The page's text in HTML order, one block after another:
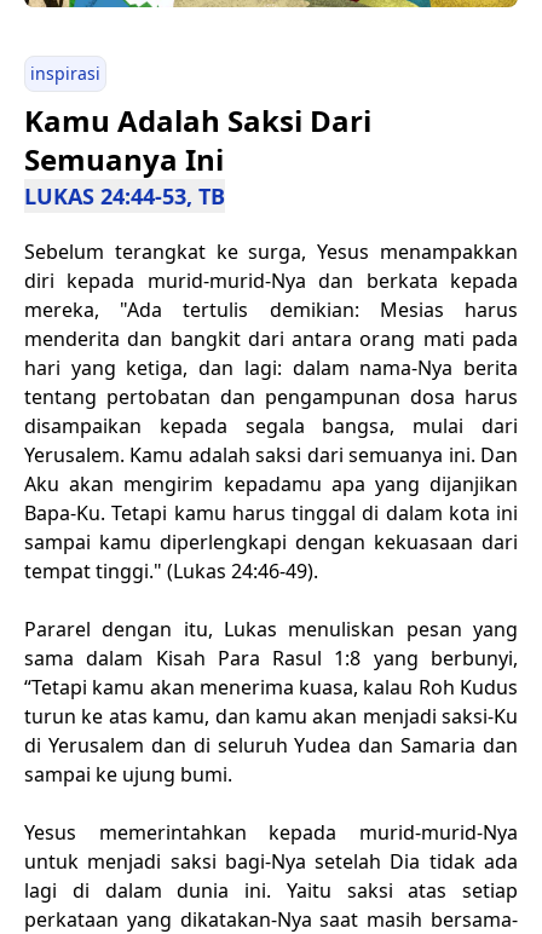
inspirasi
Kamu Adalah Saksi Dari
Semuanya Ini
LUKAS 24:44-53, TB
Sebelum terangkat ke surga, Yesus menampakkan
diri kepada murid-murid-Nya dan berkata kepada
mereka, "Ada tertulis demikian: Mesias harus
menderita dan bangkit dari antara orang mati pada
hari yang ketiga, dan lagi: dalam nama-Nya berita
tentang pertobatan dan pengampunan dosa harus
disampaikan kepada segala bangsa, mulai dari
Yerusalem. Kamu adalah saksi dari semuanya ini. Dan
Aku akan mengirim kepadamu apa yang dijanjikan
Bapa-Ku. Tetapi kamu harus tinggal di dalam kota ini
sampai kamu diperlengkapi dengan kekuasaan dari
tempat tinggi." (Lukas 24:46-49).
Pararel dengan itu, Lukas menuliskan pesan yang
sama dalam Kisah Para Rasul 1:8 yang berbunyi,
“Tetapi kamu akan menerima kuasa, kalau Roh Kudus
turun ke atas kamu, dan kamu akan menjadi saksi-Ku
di Yerusalem dan di seluruh Yudea dan Samaria dan
sampai ke ujung bumi.
Yesus memerintahkan kepada murid-murid-Nya
untuk menjadi saksi bagi-Nya setelah Dia tidak ada
lagi di dalam dunia ini. Yaitu saksi atas setiap
perkataan yang dikatakan-Nya saat masih bersama-